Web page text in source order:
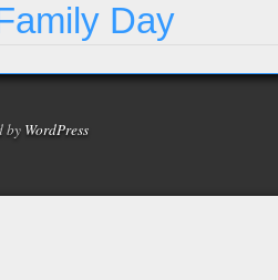
Day
by WordPress